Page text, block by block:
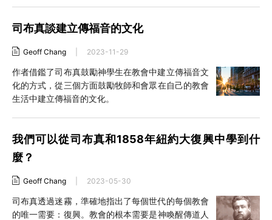
司布真談建立傳福音的文化
Geoff Chang 2023-11-29
作者借鑑了司布真鼓勵神學生在教會中建立傳福音文
化的方式，從三個方面鼓勵牧師和會眾在自己的教會
生活中建立傳福音的文化。
我們可以從司布真和1858年紐約大復興中學到什
麼？
Geoff Chang 2023-05-30
司布真透過迷霧，準確地指出了每個世代的每個教會
的唯一需要：復興。教會的根本需要是神喚醒傳道人